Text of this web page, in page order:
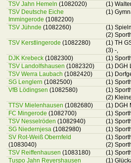
TSV Jahn Hemeln (1082020)
(1)
TSV Deutsche Eiche
Immingerode (1082200)
(1)
TSV Jühnde (1082260)
(1)
(2)
TSV Kerstlingerode (1082280)
(1) TH
(3) -,
DJK Krebeck (1082300)
(1)
TSV Landolfshausen (1082320)
(1) DGH
TSV Werra Laubach (1082420)
(1)
SG Lenglern (1082500)
(1)
VfB Lödingsen (1082580)
(1)
(2)
TTSV Mielenhausen (1082680)
(1) DGH
FC Mingerode (1082700)
(1)
TSV Nesselröden (1082940)
(1)
SG Niedernjesa (1082980)
(1)
SV Rot-Weiß Obernfeld
(1083040)
(1)
(2)
TSV Reiffenhausen (1083180)
(1)
Tuspo Jahn Reyershausen
(1)